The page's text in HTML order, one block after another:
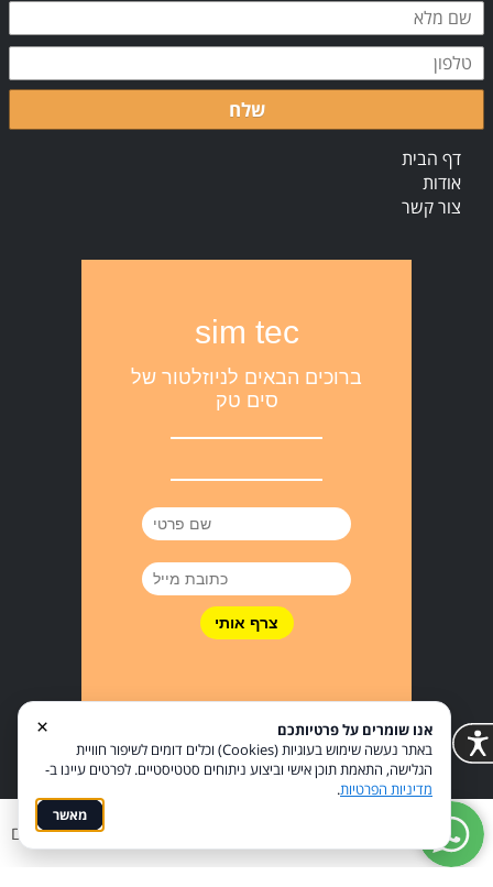
שלח
דף הבית
אודות
צור קשר
sim tec
ברוכים הבאים לניוזלטור של
סים טק
מדיניות פרטיות Coi בניית אתרים
×
אנו שומרים על פרטיותכם
באתר נעשה שימוש בעוגיות (Cookies) וכלים דומים לשיפור חוויית
הגלישה, התאמת תוכן אישי וביצוע ניתוחים סטטיסטיים. לפרטים עיינו ב-
מדיניות הפרטיות.
מאשר